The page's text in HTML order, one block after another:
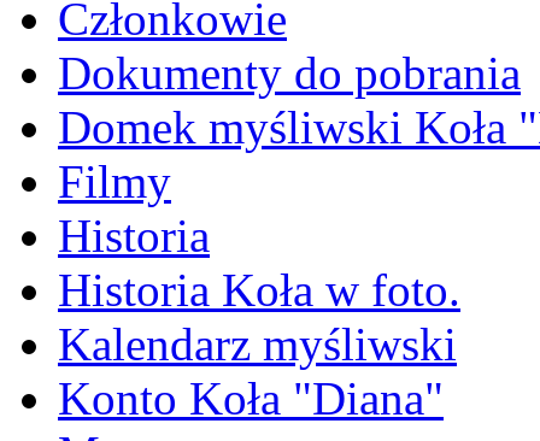
Członkowie
Dokumenty do pobrania
Domek myśliwski Koła
Filmy
Historia
Historia Koła w foto.
Kalendarz myśliwski
Konto Koła "Diana"